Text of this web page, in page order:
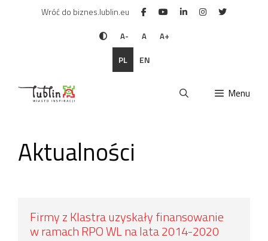
Wróć do biznes.lublin.eu
A- A A+
PL EN
Menu
Aktualności
Firmy z Klastra uzyskały finansowanie
w ramach RPO WL na lata 2014-2020